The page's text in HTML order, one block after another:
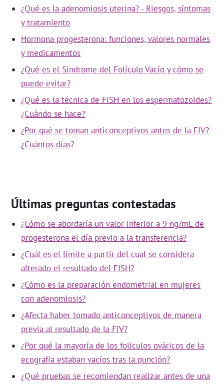
¿Qué es la adenomiosis uterina? - Riesgos, síntomas
y tratamiento
Hormona progesterona: funciones, valores normales
y medicamentos
¿Qué es el Síndrome del Folículo Vacío y cómo se
puede evitar?
¿Qué es la técnica de FISH en los espermatozoides?
¿Cuándo se hace?
¿Por qué se toman anticonceptivos antes de la FIV?
¿Cuántos días?
Últimas preguntas contestadas
¿Cómo se abordaría un valor inferior a 9 ng/mL de
progesterona el día previo a la transferencia?
¿Cuál es el límite a partir del cual se considera
alterado el resultado del FISH?
¿Cómo es la preparación endometrial en mujeres
con adenomiosis?
¿Afecta haber tomado anticonceptivos de manera
previa al resultado de la FIV?
¿Por qué la mayoría de los folículos ováricos de la
ecografía estaban vacíos tras la punción?
¿Qué pruebas se recomiendan realizar antes de una